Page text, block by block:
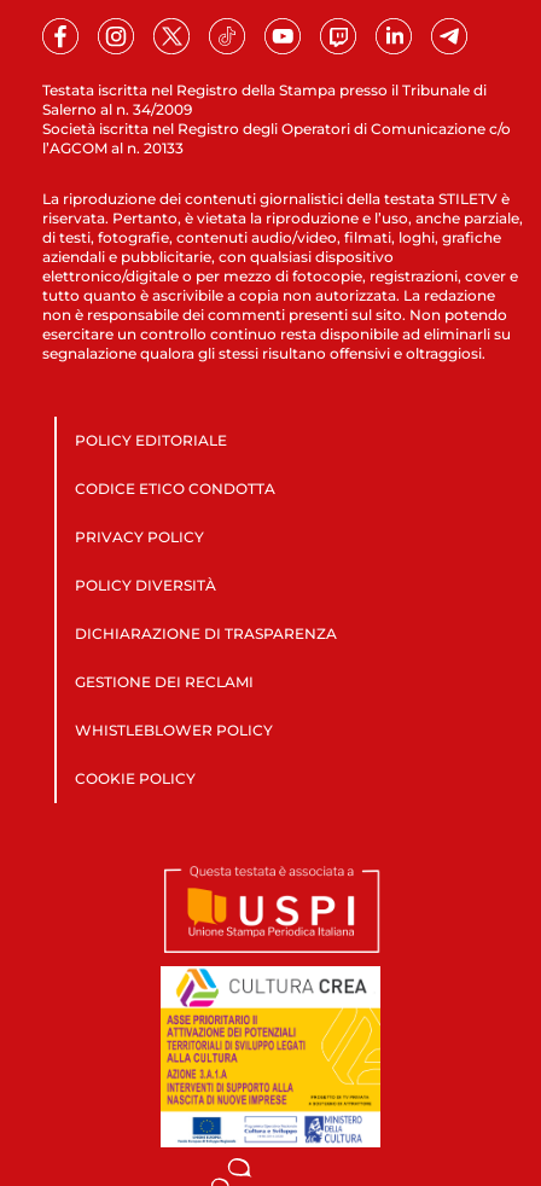
Testata iscritta nel Registro della Stampa presso il Tribunale di
Salerno al n. 34/2009
Società iscritta nel Registro degli Operatori di Comunicazione c/o
l’AGCOM al n. 20133
La riproduzione dei contenuti giornalistici della testata STILETV è
riservata. Pertanto, è vietata la riproduzione e l’uso, anche parziale,
di testi, fotografie, contenuti audio/video, filmati, loghi, grafiche
aziendali e pubblicitarie, con qualsiasi dispositivo
elettronico/digitale o per mezzo di fotocopie, registrazioni, cover e
tutto quanto è ascrivibile a copia non autorizzata. La redazione
non è responsabile dei commenti presenti sul sito. Non potendo
esercitare un controllo continuo resta disponibile ad eliminarli su
segnalazione qualora gli stessi risultano offensivi e oltraggiosi.
POLICY EDITORIALE
CODICE ETICO CONDOTTA
PRIVACY POLICY
POLICY DIVERSITÀ
DICHIARAZIONE DI TRASPARENZA
GESTIONE DEI RECLAMI
WHISTLEBLOWER POLICY
COOKIE POLICY